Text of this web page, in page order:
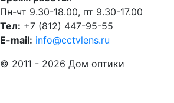
Пн-чт 9.30-18.00, пт 9.30-17.00
Тел: +7 (812) 447-95-55
E-mail: info@cctvlens.ru
© 2011 - 2026 Дом оптики